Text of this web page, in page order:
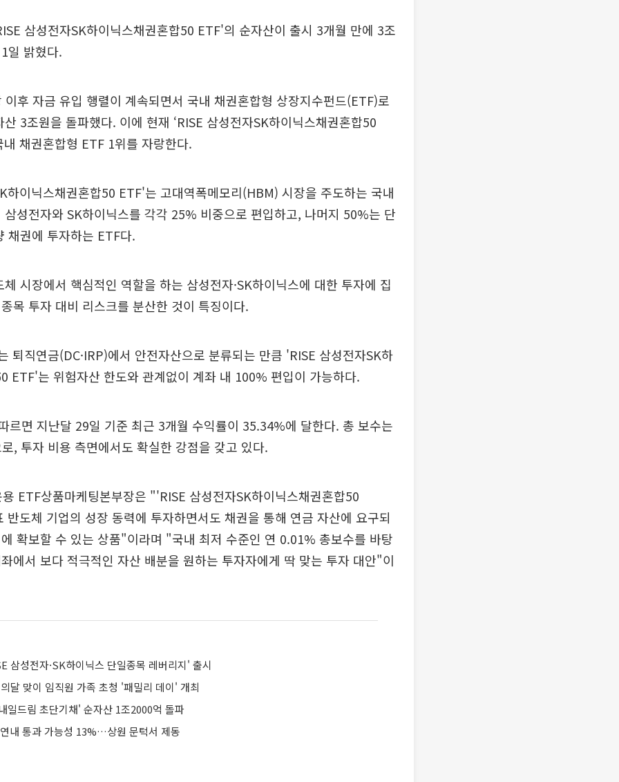
삼성전자SK하이닉스채권혼합50 ETF'의 순자산이 출시 3개월 만에 3조
일 밝혔다.
후 자금 유입 행렬이 계속되면서 국내 채권혼합형 상장지수펀드(ETF)로
3조원을 돌파했다. 이에 현재 ‘RISE 삼성전자SK하이닉스채권혼합50
내 채권혼합형 ETF 1위를 자랑한다.
하이닉스채권혼합50 ETF'는 고대역폭메모리(HBM) 시장을 주도하는 국내
삼성전자와 SK하이닉스를 각각 25% 비중으로 편입하고, 나머지 50%는 단
채권에 투자하는 ETF다.
시장에서 핵심적인 역할을 하는 삼성전자·SK하이닉스에 대한 투자에 집
목 투자 대비 리스크를 분산한 것이 특징이다.
퇴직연금(DC·IRP)에서 안전자산으로 분류되는 만큼 'RISE 삼성전자SK하
ETF'는 위험자산 한도와 관계없이 계좌 내 100% 편입이 가능하다.
르면 지난달 29일 기준 최근 3개월 수익률이 35.34%에 달한다. 총 보수는
, 투자 비용 측면에서도 확실한 강점을 갖고 있다.
ETF상품마케팅본부장은 "'RISE 삼성전자SK하이닉스채권혼합50
반도체 기업의 성장 동력에 투자하면서도 채권을 통해 연금 자산에 요구되
확보할 수 있는 상품"이라며 "국내 최저 수준인 연 0.01% 총보수를 바탕
에서 보다 적극적인 자산 배분을 원하는 투자자에게 딱 맞는 투자 대안"이
삼성전자·SK하이닉스 단일종목 레버리지' 출시
달 맞이 임직원 가족 초청 '패밀리 데이' 개최
일드림 초단기채' 순자산 1조2000억 돌파
내 통과 가능성 13%…상원 문턱서 제동